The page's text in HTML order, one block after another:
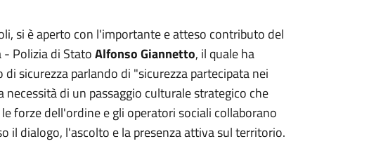
si è aperto con l'importante e atteso contributo del
- Polizia di StatoAlfonso Giannetto, il quale ha
sicurezza parlando di "sicurezza partecipata nei
di un passaggio culturale strategico che
forze dell'ordine e gli operatori sociali collaborano
il dialogo, l'ascolto e la presenza attiva sul territorio.